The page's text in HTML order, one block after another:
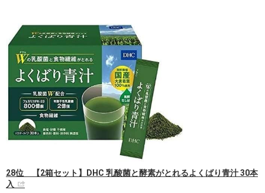
28位 【2箱セット】DHC 乳酸菌と酵素がとれるよくばり青汁 30本
入